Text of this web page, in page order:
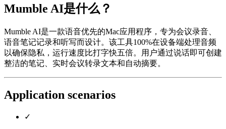
Mumble AI是什么？
Mumble AI是一款语音优先的Mac应用程序，专为会议录音、
语音笔记记录和听写而设计。该工具100%在设备端处理音频
以确保隐私，运行速度比打字快五倍。用户通过说话即可创建
整洁的笔记、实时会议转录文本和自动摘要。
Application scenarios
✓